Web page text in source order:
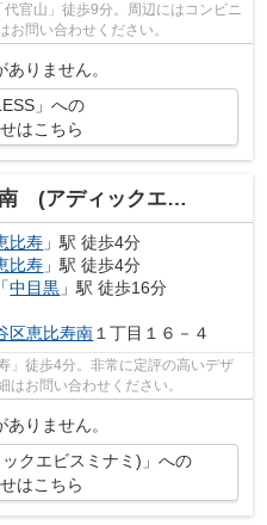
代官山」徒歩9分。周辺にはコンビニ
問い合わせください。
りません。
」への
はこちら
ディックエビスミナミ)
比寿 」駅 徒歩4分
比寿 」駅 徒歩4分
「中目黒 」駅 徒歩16分
区恵比寿南 １丁目１６－４
」徒歩4分。非常に定評の高いデザ
お問い合わせください。
りません。
クエビスミナミ)」への
はこちら